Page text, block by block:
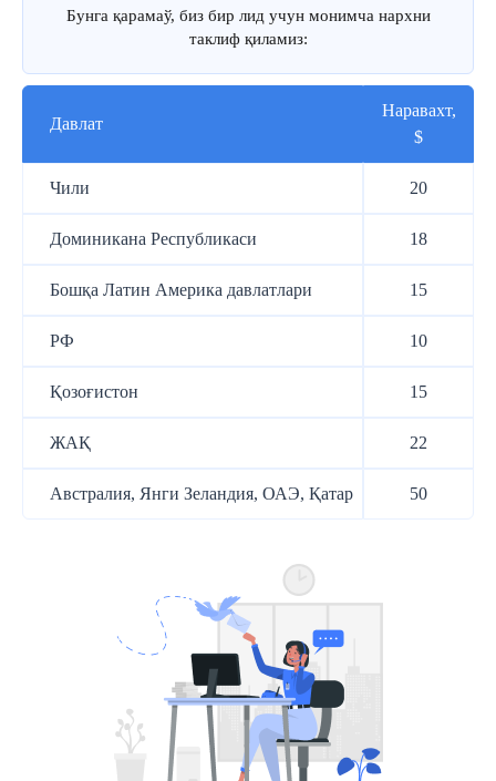
Бунга қарамаў, биз бир лид учун монимча нархни
таклиф қиламиз:
Давлат
Наравахт,
$
Чили 20
Доминикана Республикаси 18
Бошқа Латин Америка давлатлари 15
РФ 10
Қозоғистон 15
ЖАҚ 22
Австралия, Янги Зеландия, ОАЭ, Қатар 50